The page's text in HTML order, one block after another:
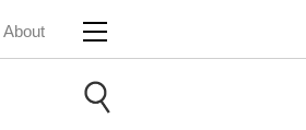
About